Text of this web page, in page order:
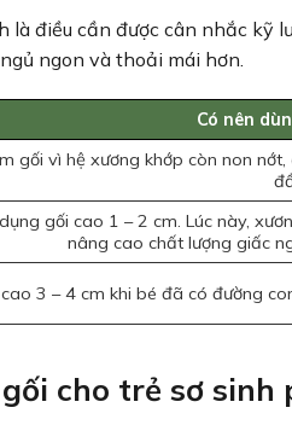
là điều cần được cân nhắc kỹ
ngon và thoải mái hơn.
Có nên
gối vì hệ xương khớp còn non
gối cao 1 – 2 cm. Lúc này,
nâng cao chất lượng giấc
3 – 4 cm khi bé đã có đường
cho trẻ sơ sinh